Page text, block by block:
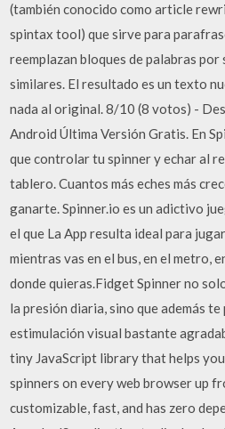
(también conocido como article
spintax tool) que sirve para
reemplazan bloques de palabras
similares. El resultado es un texto
nada al original. 8/10 (8 votos) -
Android Última Versión Gratis. En
que controlar tu spinner y echar al
tablero. Cuantos más eches más
ganarte. Spinner.io es un adictivo
el que La App resulta ideal para
mientras vas en el bus, en el metro,
donde quieras.Fidget Spinner no
la presión diaria, sino que además
estimulación visual bastante
tiny JavaScript library that helps
spinners on every web browser up
customizable, fast, and has zero